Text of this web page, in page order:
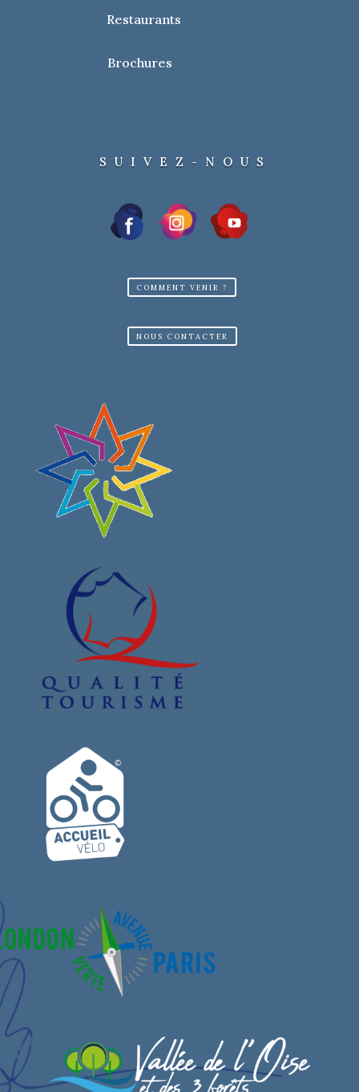
Restaurants
Brochures
SUIVEZ-NOUS
COMMENT VENIR ?
NOUS CONTACTER